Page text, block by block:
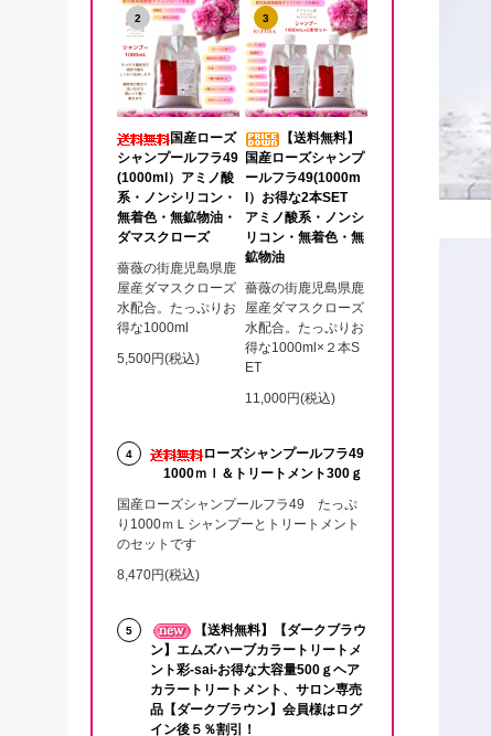
2
国産ローズ
シャンプールフラ49
(1000ml）アミノ酸
系・ノンシリコン・
無着色・無鉱物油・
ダマスクローズ
薔薇の街鹿児島県鹿
屋産ダマスクローズ
水配合。たっぷりお
得な1000ml
5,500円(税込)
3
【送料無料】
国産ローズシャンプ
ールフラ49(1000m
l）お得な2本SET
アミノ酸系・ノンシ
リコン・無着色・無
鉱物油
薔薇の街鹿児島県鹿
屋産ダマスクローズ
水配合。たっぷりお
得な1000ml×２本S
ET
11,000円(税込)
4
ローズシャンプールフラ49
1000ｍｌ＆トリートメント300ｇ
国産ローズシャンプールフラ49 たっぷ
り1000ｍＬシャンプーとトリートメント
のセットです
8,470円(税込)
5
【送料無料】【ダークブラウ
ン】エムズハーブカラートリートメ
ント彩-sai-お得な大容量500ｇヘア
カラートリートメント、サロン専売
品【ダークブラウン】会員様はログ
イン後５％割引！